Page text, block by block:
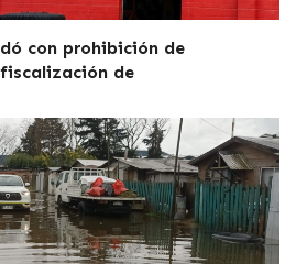
con prohibición de
de